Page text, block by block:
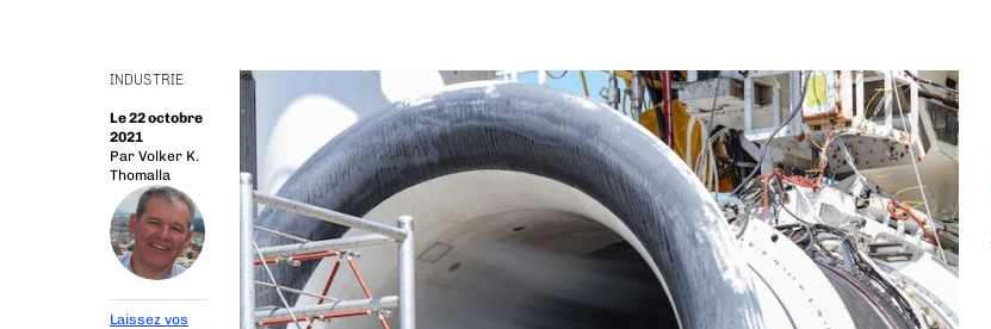
INDUSTRIE
Le 22 octobre
2021
Par Volker K.
Thomalla
Laissez vos